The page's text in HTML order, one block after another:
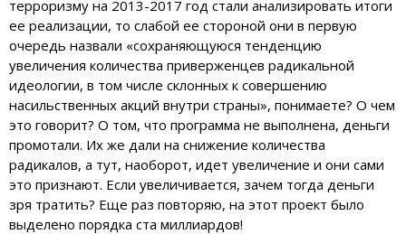
терроризму на 2013-2017 год стали анализировать итоги
ее реализации, то слабой ее стороной они в первую
очередь назвали «сохраняющуюся тенденцию
увеличения количества приверженцев радикальной
идеологии, в том числе склонных к совершению
насильственных акций внутри страны», понимаете? О чем
это говорит? О том, что программа не выполнена, деньги
промотали. Их же дали на снижение количества
радикалов, а тут, наоборот, идет увеличение и они сами
это признают. Если увеличивается, зачем тогда деньги
зря тратить? Еще раз повторяю, на этот проект было
выделено порядка ста миллиардов!